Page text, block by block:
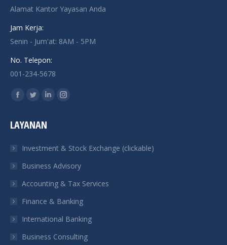
Alamat Kantor Yayasan Anda
Jam Kerja:
Senin - Jum'at: 8AM - 5PM
No. Telepon:
001-234-5678
Find us on:
Facebook
opens
new
window
Twitter
opens
new
window
Linkedin
new
window
Instagram
new
window
LAYANAN
Investment & Stock Exchange (clickable)
Business Advisory
Accounting & Tax Services
Finance & Banking
International Banking
Business Consulting